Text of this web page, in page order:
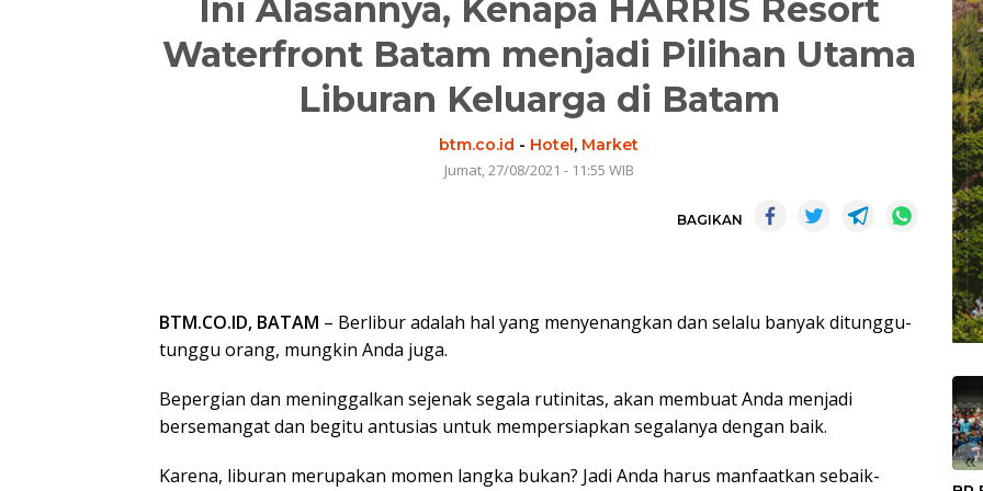
Ini Alasannya, Kenapa HARRIS Resort
Waterfront Batam menjadi Pilihan Utama
Liburan Keluarga di Batam
btm.co.id - Hotel, Market
Jumat, 27/08/2021 - 11:55 WIB
BAGIKAN
BTM.CO.ID, BATAM – Berlibur adalah hal yang menyenangkan dan selalu banyak ditunggu-
tunggu orang, mungkin Anda juga.
Bepergian dan meninggalkan sejenak segala rutinitas, akan membuat Anda menjadi
bersemangat dan begitu antusias untuk mempersiapkan segalanya dengan baik.
Karena, liburan merupakan momen langka bukan? Jadi Anda harus manfaatkan sebaik-
«